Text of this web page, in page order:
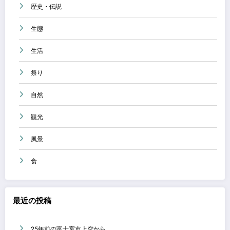
歴史・伝説
生態
生活
祭り
自然
観光
風景
食
最近の投稿